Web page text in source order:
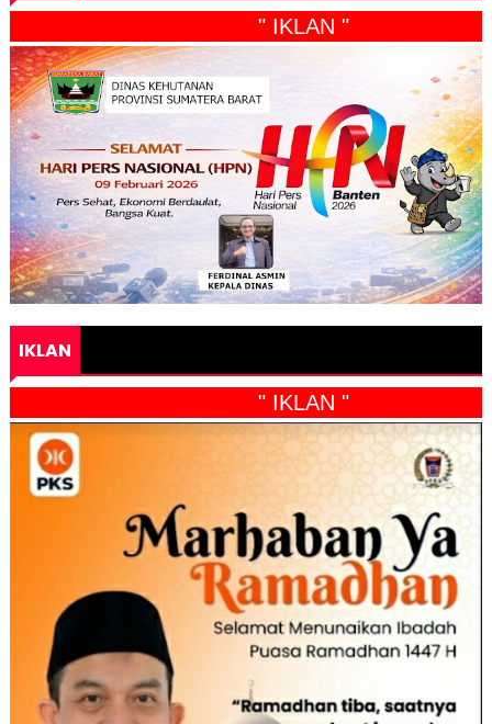
" IKLAN "
IKLAN
" IKLAN "